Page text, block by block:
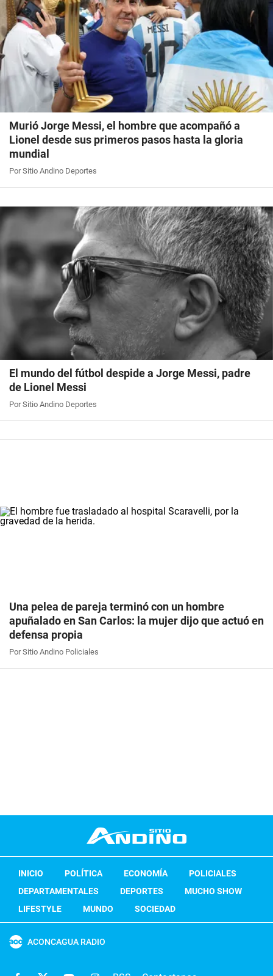
Murió Jorge Messi, el hombre que acompañó a
Lionel desde sus primeros pasos hasta la gloria
mundial
Por Sitio Andino Deportes
El mundo del fútbol despide a Jorge Messi, padre
de Lionel Messi
Por Sitio Andino Deportes
Una pelea de pareja terminó con un hombre
apuñalado en San Carlos: la mujer dijo que actuó en
defensa propia
Por Sitio Andino Policiales
INICIO POLÍTICA ECONOMÍA
POLICIALES
DEPARTAMENTALES
DEPORTES
MUCHO SHOW
LIFESTYLE
MUNDO SOCIEDAD
ACONCAGUA RADIO